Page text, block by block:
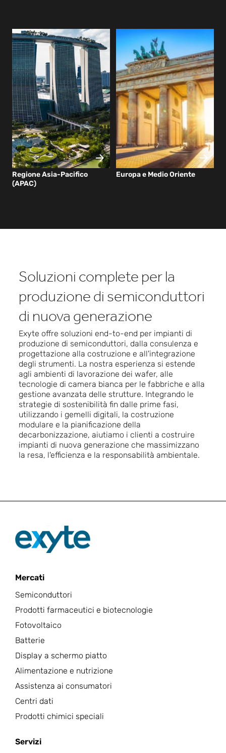
Regione Asia-Pacifico
(APAC)
Europa e Medio Oriente
Soluzioni complete per la
produzione di semiconduttori
di nuova generazione
Exyte offre soluzioni end-to-end per impianti di
produzione di semiconduttori, dalla consulenza e
progettazione alla costruzione e all'integrazione
degli strumenti. La nostra esperienza si estende
agli ambienti di lavorazione dei wafer, alle
tecnologie di camera bianca per le fabbriche e alla
gestione avanzata delle strutture. Integrando le
strategie di sostenibilità fin dalle prime fasi,
utilizzando i gemelli digitali, la costruzione
modulare e la pianificazione della
decarbonizzazione, aiutiamo i clienti a costruire
impianti di nuova generazione che massimizzano
la resa, l'efficienza e la responsabilità ambientale.
Mercati
Semiconduttori
Prodotti farmaceutici e biotecnologie
Fotovoltaico
Batterie
Display a schermo piatto
Alimentazione e nutrizione
Assistenza ai consumatori
Centri dati
Prodotti chimici speciali
Servizi